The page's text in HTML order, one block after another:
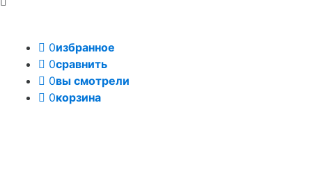
0избранное
0сравнить
0вы смотрели
0корзина